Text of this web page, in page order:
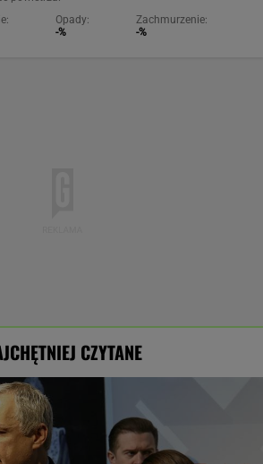
Opady:
-%
Zachmurzenie:
-%
CZYTANE